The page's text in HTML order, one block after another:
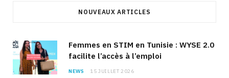
NOUVEAUX ARTICLES
Femmes en STIM en Tunisie : WYSE 2.0
facilite l’accès à l’emploi
NEWS 15 JUILLET 2026